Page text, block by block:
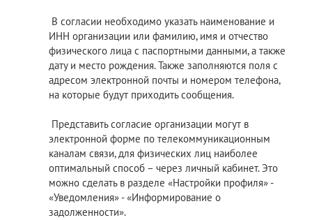
В согласии необходимо указать наименование и
ИНН организации или фамилию, имя и отчество
физического лица с паспортными данными, а также
дату и место рождения. Также заполняются поля с
адресом электронной почты и номером телефона,
на которые будут приходить сообщения.
Представить согласие организации могут в
электронной форме по телекоммуникационным
каналам связи, для физических лиц наиболее
оптимальный способ – через личный кабинет. Это
можно сделать в разделе «Настройки профиля» -
«Уведомления» - «Информирование о
задолженности».